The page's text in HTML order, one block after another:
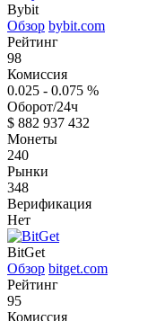
Bybit
Обзор bybit.com
Рейтинг
98
Комиссия
0.025 - 0.075 %
Оборот/24ч
$ 882 937 432
Монеты
240
Рынки
348
Верификация
Нет
BitGet
Обзор bitget.com
Рейтинг
95
Комиссия